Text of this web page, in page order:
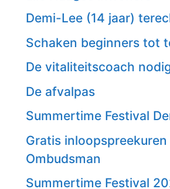
Demi-Lee (14 jaar)
Schaken beginners tot
De vitaliteitscoach
De afvalpas
Summertime Festival
Gratis inloopspreekuren
Ombudsman
Summertime Festival